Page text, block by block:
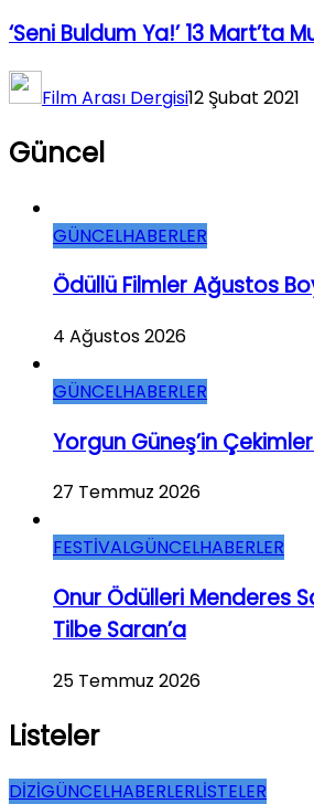
‘Seni Buldum Ya!’ 13 Mart’ta
Film Arası Dergisi12 Şubat 2021
Güncel
GÜNCELHABERLER
Ödüllü Filmler Ağustos
4 Ağustos 2026
GÜNCELHABERLER
Yorgun Güneş’in
27 Temmuz 2026
FESTİVALGÜNCELHABERLER
Onur Ödülleri Menderes
Tilbe Saran’a
25 Temmuz 2026
Listeler
DİZİGÜNCELHABERLERLİSTELER